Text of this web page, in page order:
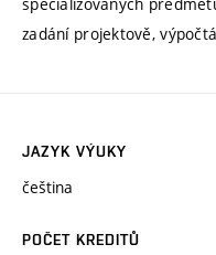
zadání projektově,
JAZYK VÝUKY
čeština
POČET KREDITŮ